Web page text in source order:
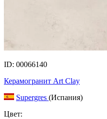
ID: 00066140
Керамогранит Art Clay
Supergres (Испания)
Цвет: